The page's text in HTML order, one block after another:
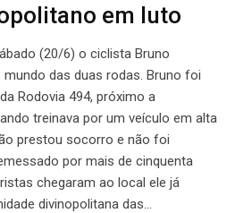
em luto
(20/6) o ciclista Bruno
das duas rodas. Bruno foi
Rodovia 494, próximo a
treinava por um veículo em alta
prestou socorro e não foi
por mais de cinquenta
chegaram ao local ele já
divinopolitana das…